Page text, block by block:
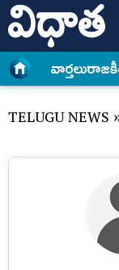
వార్త‌లు
TELUGU NEWS